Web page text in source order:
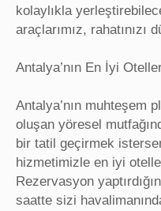
kolaylıkla
araçlarımız, rahatınızı
Antalya’nın En İyi
Antalya’nın muhteşem
oluşan yöresel
bir tatil geçirmek
hizmetimizle en iyi
Rezervasyon
saatte sizi